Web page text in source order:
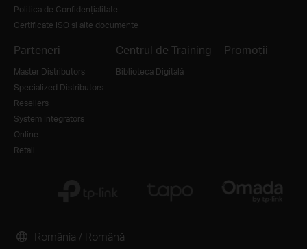
Politica de Confidențialitate
Certificate ISO și alte documente
Parteneri
Master Distributors
Specialized Distributors
Resellers
System Integrators
Online
Retail
Centrul de Training
Biblioteca Digitală
Promoții
România / Română